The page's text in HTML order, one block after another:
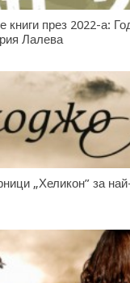
книги през 2022-а:
Лалева
„Хеликон” за